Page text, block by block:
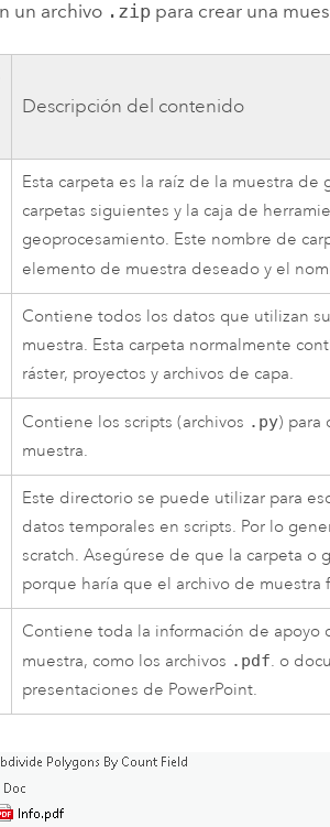
un archivo .zip para crear una
Descripción del contenido
Esta carpeta es la raíz de la muestra
carpetas siguientes y la caja de
geoprocesamiento. Este nombre de
elemento de muestra deseado y el
Contiene todos los datos que utilizan
muestra. Esta carpeta normalmente
ráster, proyectos y archivos de capa.
Contiene los scripts (archivos .py) para
muestra.
Este directorio se puede utilizar para
datos temporales en scripts. Por lo
scratch. Asegúrese de que la carpeta o
porque haría que el archivo de
Contiene toda la información de apoyo
muestra, como los archivos .pdf. o
presentaciones de PowerPoint.